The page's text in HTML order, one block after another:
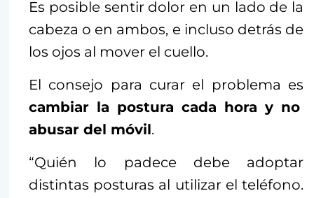
Es posible sentir dolor en un lado de la
cabeza o en ambos, e incluso detrás de
los ojos al mover el cuello.
El consejo para curar el problema es
cambiar la postura cada hora y no
abusar del móvil.
“Quién lo padece debe adoptar
distintas posturas al utilizar el teléfono.